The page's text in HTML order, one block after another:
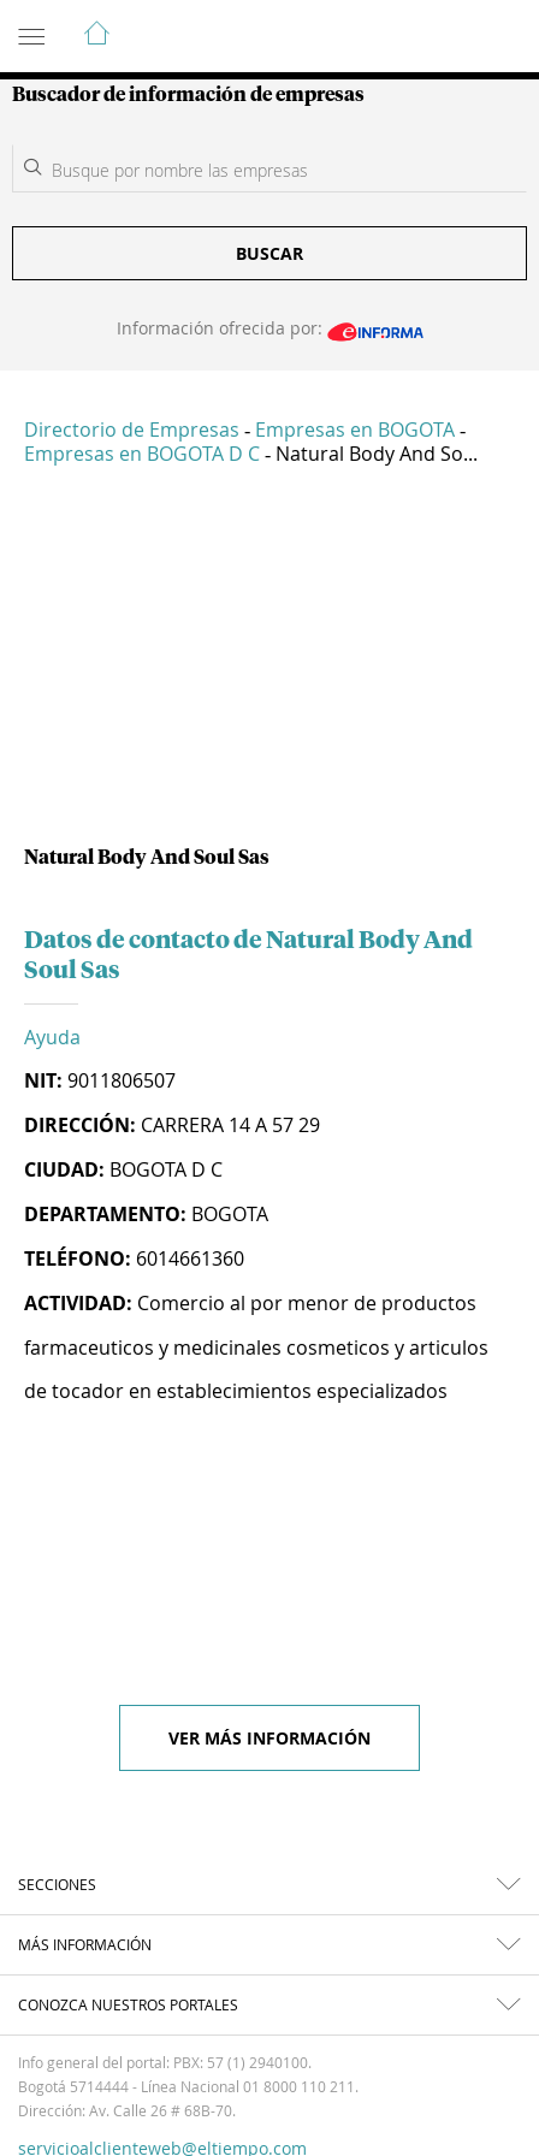
Guía de Empresas Colombianas
Buscador de información de empresas
BUSCAR
Información ofrecida por:
Directorio de Empresas - Empresas en BOGOTA -
Empresas en BOGOTA D C - Natural Body And So...
Natural Body And Soul Sas
Datos de contacto de Natural Body And
Soul Sas
Ayuda
NIT: 9011806507
DIRECCIÓN: CARRERA 14 A 57 29
CIUDAD: BOGOTA D C
DEPARTAMENTO: BOGOTA
TELÉFONO: 6014661360
ACTIVIDAD: Comercio al por menor de productos
farmaceuticos y medicinales cosmeticos y articulos
de tocador en establecimientos especializados
VER MÁS INFORMACIÓN
SECCIONES
MÁS INFORMACIÓN
CONOZCA NUESTROS PORTALES
Info general del portal: PBX: 57 (1) 2940100.
Bogotá 5714444 - Línea Nacional 01 8000 110 211.
Dirección: Av. Calle 26 # 68B-70.
servicioalclienteweb@eltiempo.com